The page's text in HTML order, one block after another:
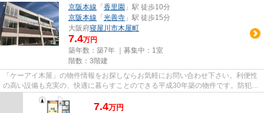
京阪本線 「 香里園 」駅 徒歩10分
京阪本線 「 光善寺 」駅 徒歩15分
大阪府寝屋川市木屋町
7.4万円
築年数：築7年 ｜募集中： 1室
階数：3階建
「ケーアイ木屋」の物件情報をお探しならお気軽にお問い合わせ下さい。利便性
の高い設備も充実の、快適に暮らすことのできる平成30年築の物件です。防犯対
策もバッチリなマンションタ...
7.4万円